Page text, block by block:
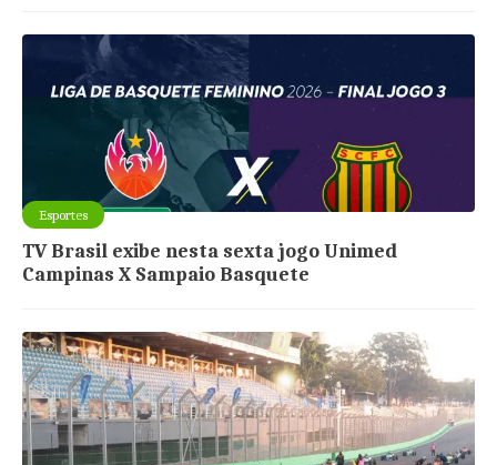
Esportes
TV Brasil exibe nesta sexta jogo Unimed
Campinas X Sampaio Basquete